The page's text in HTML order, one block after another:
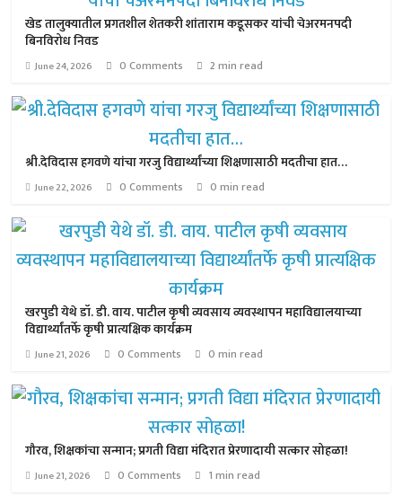
खेड तालुक्यातील प्रगतशील शेतकरी शांताराम कडूसकर यांची चेअरमनपदी
बिनविरोध निवड
June 24, 2026 0 Comments 2 min read
श्री.देविदास हगवणे यांचा गरजु विद्यार्थ्यांच्या शिक्षणासाठी मदतीचा हात…
June 22, 2026 0 Comments 0 min read
खरपुडी येथे डॉ. डी. वाय. पाटील कृषी व्यवसाय व्यवस्थापन महाविद्यालयाच्या
विद्यार्थ्यांतर्फे कृषी प्रात्यक्षिक कार्यक्रम
June 21, 2026 0 Comments 0 min read
गौरव, शिक्षकांचा सन्मान; प्रगती विद्या मंदिरात प्रेरणादायी सत्कार सोहळा!
June 21, 2026 0 Comments 1 min read